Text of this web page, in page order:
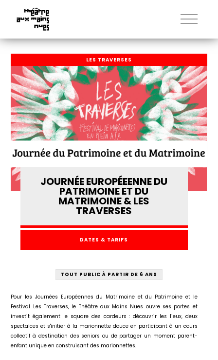
LES TRAVERSES
JOURNÉE EUROPÉEENNE DU
PATRIMOINE ET DU
MATRIMOINE & LES
TRAVERSES
DATES & TARIFS
TOUT PUBLIC À PARTIR DE 6 ANS
Pour les Journées Européennes du Matrimoine et du Patrimoine et le
Festival Les Traverses, le Théâtre aux Mains Nues ouvre ses portes et
investit également le square des cardeurs : découvrir les lieux, deux
spectalces et s'initier à la marionnette douce en participant à un cours
collectif à destination des seniors ou de partager un moment parent-
enfant unique en construisant des marionnettes.